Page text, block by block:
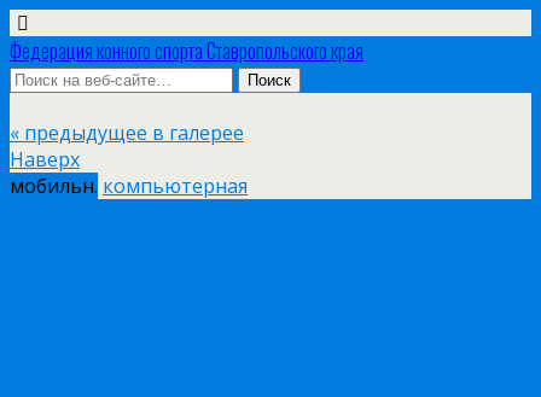
Федерация конного спорта Ставропольского края
« предыдущее в галерее
Наверх
мобильн. компьютерная